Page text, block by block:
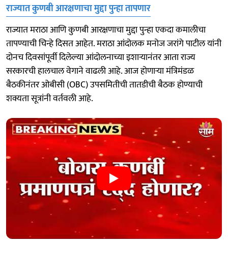
राज्यात कुणबी आरक्षणाचा मुद्दा पुन्हा तापणार
राज्यात मराठा आणि कुणबी आरक्षणाचा मुद्दा पुन्हा एकदा कमालीचा
तापण्याची चिन्हे दिसत आहेत. मराठा आंदोलक मनोज जरांगे पाटील यांनी
दोनच दिवसांपूर्वी दिलेल्या आंदोलनाच्या इशाऱ्यानंतर आता राज्य
सरकारची हालचाल वेगाने वाढली आहे. आज होणाऱ्या मंत्रिमंडळ
बैठकीनंतर ओबीसी (OBC) उपसमितीची तातडीची बैठक होण्याची
शक्यता सूत्रांनी वर्तवली आहे.